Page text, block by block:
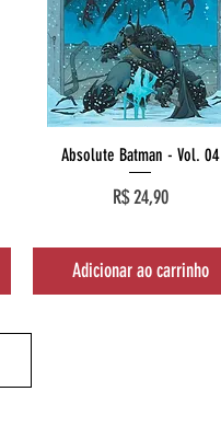
Visualização rápida
Absolute Batman - Vol. 04
Preço
R$ 24,90
Adicionar ao carrinho